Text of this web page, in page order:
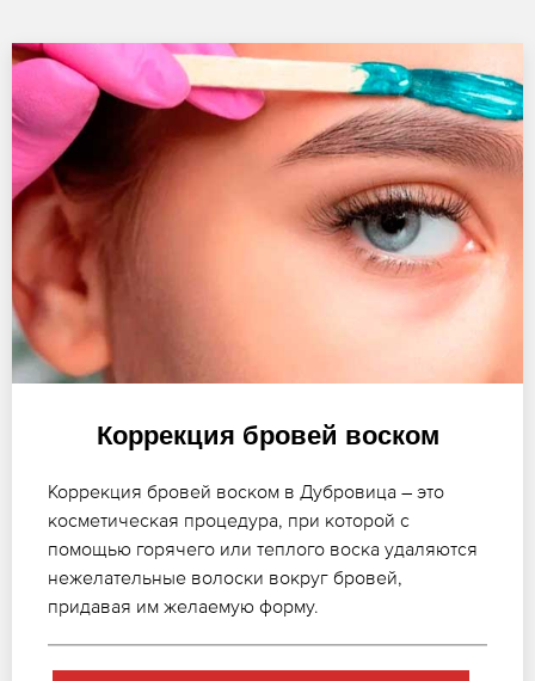
Коррекция бровей воском
Коррекция бровей воском в Дубровица – это
косметическая процедура, при которой с
помощью горячего или теплого воска удаляются
нежелательные волоски вокруг бровей,
придавая им желаемую форму.